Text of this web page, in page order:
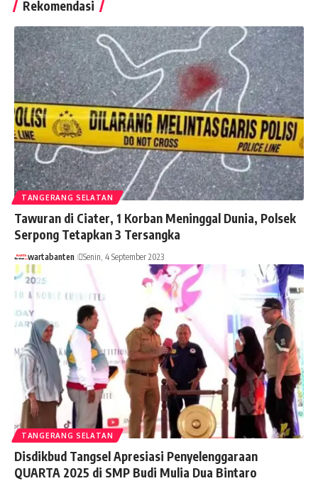
Rekomendasi
TANGERANG SELATAN
Tawuran di Ciater, 1 Korban Meninggal Dunia, Polsek
Serpong Tetapkan 3 Tersangka
wartabanten Senin, 4 September 2023
TANGERANG SELATAN
Disdikbud Tangsel Apresiasi Penyelenggaraan
QUARTA 2025 di SMP Budi Mulia Dua Bintaro